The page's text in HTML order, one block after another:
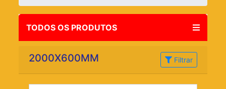
TODOS OS PRODUTOS
2000X600MM Filtrar